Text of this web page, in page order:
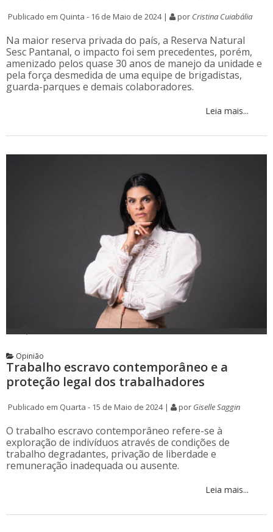
Publicado em Quinta - 16 de Maio de 2024 | por Cristina Cuiabália
Na maior reserva privada do país, a Reserva Natural
Sesc Pantanal, o impacto foi sem precedentes, porém,
amenizado pelos quase 30 anos de manejo da unidade e
pela força desmedida de uma equipe de brigadistas,
guarda-parques e demais colaboradores.
Leia mais...
Opinião
Trabalho escravo contemporâneo e a
proteção legal dos trabalhadores
Publicado em Quarta - 15 de Maio de 2024 | por Giselle Saggin
O trabalho escravo contemporâneo refere-se à
exploração de indivíduos através de condições de
trabalho degradantes, privação de liberdade e
remuneração inadequada ou ausente.
Leia mais...